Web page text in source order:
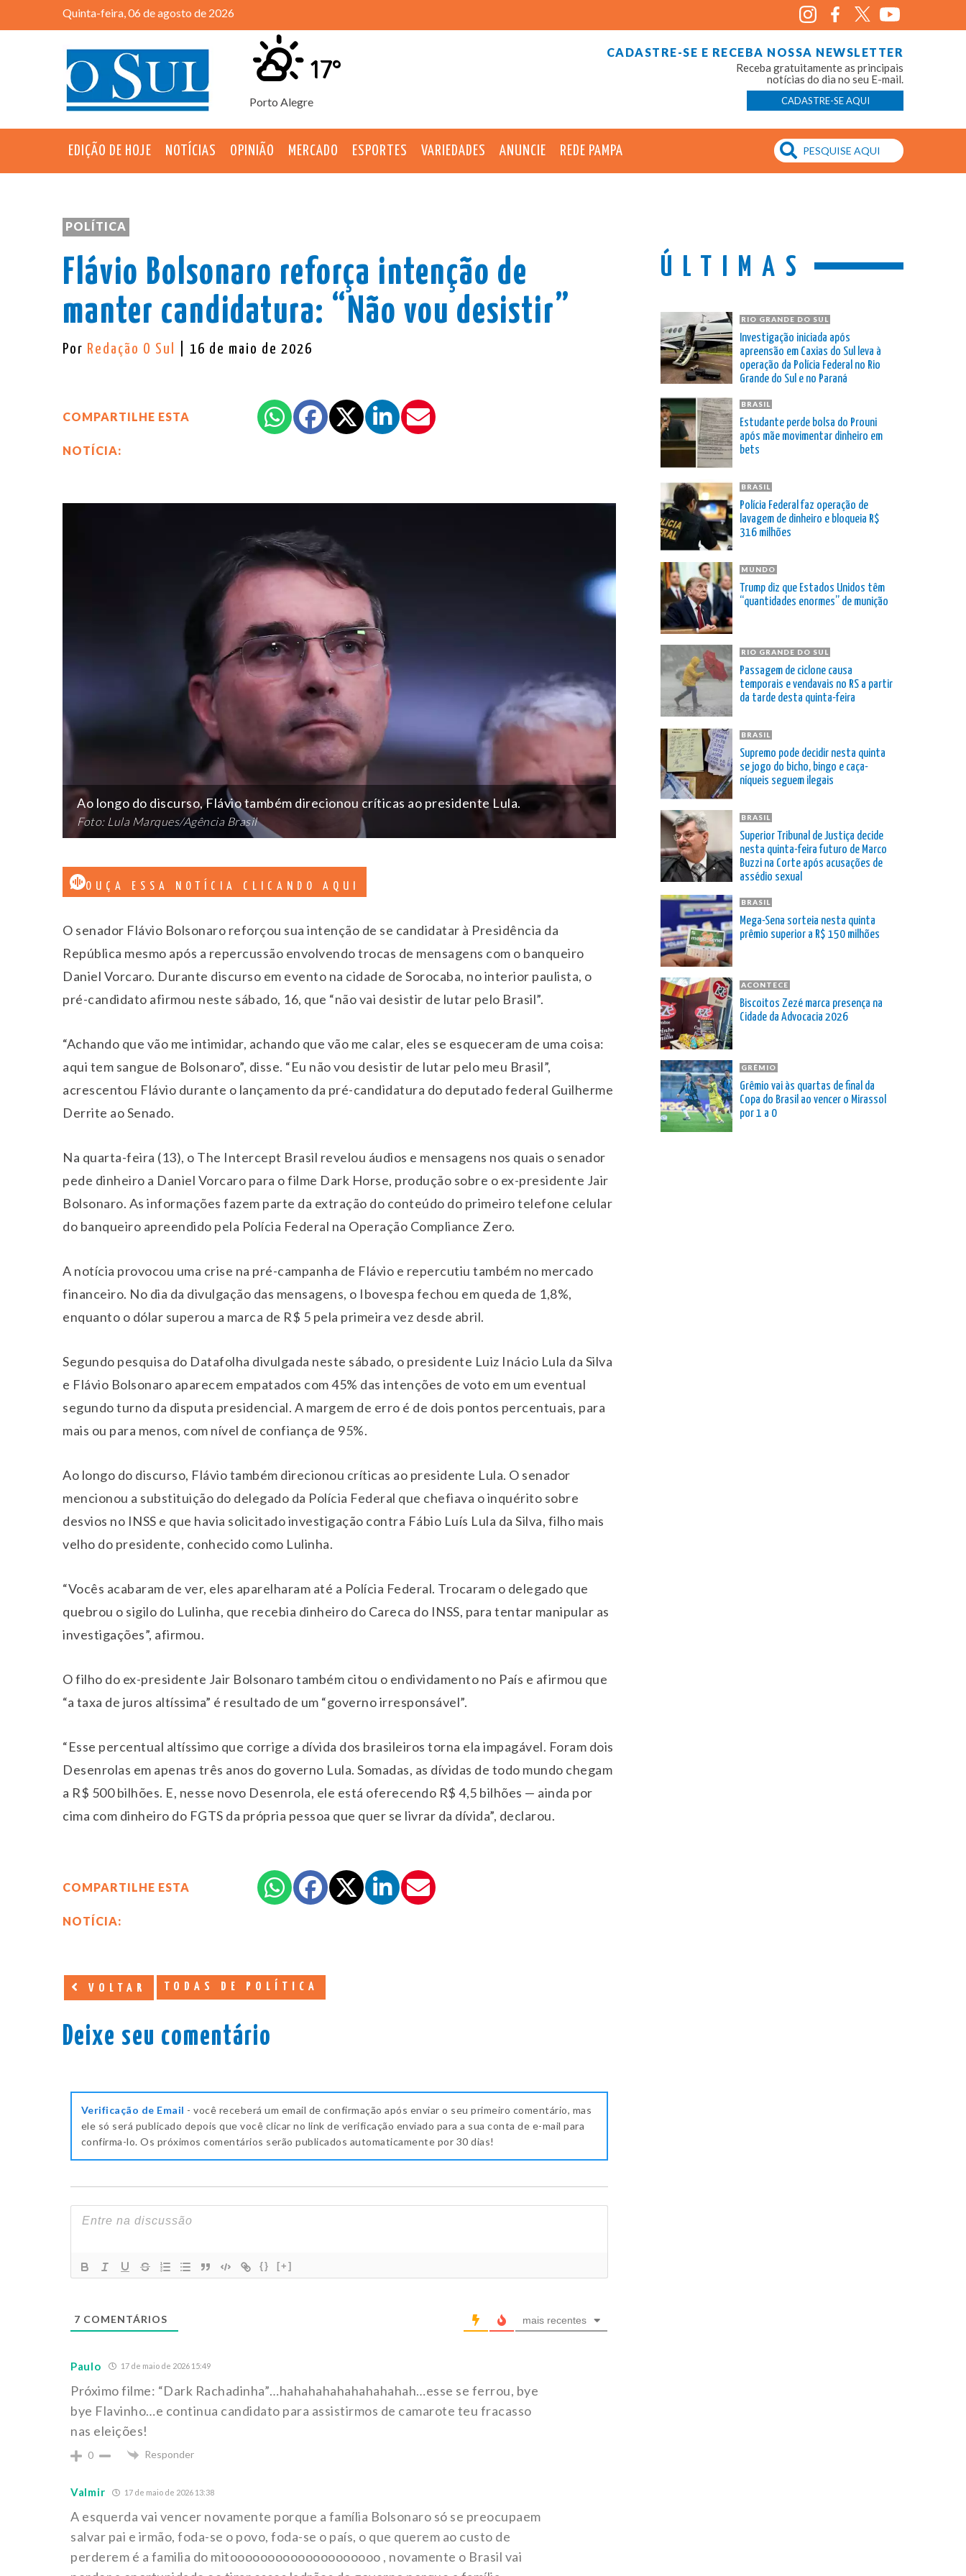
Quinta-feira, 06 de agosto de 2026
Porto Alegre
17°
CADASTRE-SE E RECEBA NOSSA NEWSLETTER
Receba gratuitamente as principais
notícias do dia no seu E-mail.
CADASTRE-SE AQUI
EDIÇÃO DE HOJE NOTÍCIAS OPINIÃO MERCADO ESPORTES VARIEDADES ANUNCIE REDE PAMPA
POLÍTICA
Flávio Bolsonaro reforça intenção de
manter candidatura: “Não vou desistir”
Por Redação O Sul | 16 de maio de 2026
COMPARTILHE ESTA
NOTÍCIA:
Ao longo do discurso, Flávio também direcionou críticas ao presidente Lula.
Foto: Lula Marques/Agência Brasil
OUÇA ESSA NOTÍCIA CLICANDO AQUI
O senador Flávio Bolsonaro reforçou sua intenção de se candidatar à Presidência da
República mesmo após a repercussão envolvendo trocas de mensagens com o banqueiro
Daniel Vorcaro. Durante discurso em evento na cidade de Sorocaba, no interior paulista, o
pré-candidato afirmou neste sábado, 16, que “não vai desistir de lutar pelo Brasil”.
“Achando que vão me intimidar, achando que vão me calar, eles se esqueceram de uma coisa:
aqui tem sangue de Bolsonaro”, disse. “Eu não vou desistir de lutar pelo meu Brasil”,
acrescentou Flávio durante o lançamento da pré-candidatura do deputado federal Guilherme
Derrite ao Senado.
Na quarta-feira (13), o The Intercept Brasil revelou áudios e mensagens nos quais o senador
pede dinheiro a Daniel Vorcaro para o filme Dark Horse, produção sobre o ex-presidente Jair
Bolsonaro. As informações fazem parte da extração do conteúdo do primeiro telefone celular
do banqueiro apreendido pela Polícia Federal na Operação Compliance Zero.
A notícia provocou uma crise na pré-campanha de Flávio e repercutiu também no mercado
financeiro. No dia da divulgação das mensagens, o Ibovespa fechou em queda de 1,8%,
enquanto o dólar superou a marca de R$ 5 pela primeira vez desde abril.
Segundo pesquisa do Datafolha divulgada neste sábado, o presidente Luiz Inácio Lula da Silva
e Flávio Bolsonaro aparecem empatados com 45% das intenções de voto em um eventual
segundo turno da disputa presidencial. A margem de erro é de dois pontos percentuais, para
mais ou para menos, com nível de confiança de 95%.
Ao longo do discurso, Flávio também direcionou críticas ao presidente Lula. O senador
mencionou a substituição do delegado da Polícia Federal que chefiava o inquérito sobre
desvios no INSS e que havia solicitado investigação contra Fábio Luís Lula da Silva, filho mais
velho do presidente, conhecido como Lulinha.
“Vocês acabaram de ver, eles aparelharam até a Polícia Federal. Trocaram o delegado que
quebrou o sigilo do Lulinha, que recebia dinheiro do Careca do INSS, para tentar manipular as
investigações”, afirmou.
O filho do ex-presidente Jair Bolsonaro também citou o endividamento no País e afirmou que
“a taxa de juros altíssima” é resultado de um “governo irresponsável”.
“Esse percentual altíssimo que corrige a dívida dos brasileiros torna ela impagável. Foram dois
Desenrolas em apenas três anos do governo Lula. Somadas, as dívidas de todo mundo chegam
a R$ 500 bilhões. E, nesse novo Desenrola, ele está oferecendo R$ 4,5 bilhões — ainda por
cima com dinheiro do FGTS da própria pessoa que quer se livrar da dívida”, declarou.
COMPARTILHE ESTA
NOTÍCIA:
VOLTAR TODAS DE POLÍTICA
Deixe seu comentário
Verificação de Email - você receberá um email de confirmação após enviar o seu primeiro comentário, mas
ele só será publicado depois que você clicar no link de verificação enviado para a sua conta de e-mail para
confirma-lo. Os próximos comentários serão publicados automaticamente por 30 dias!
{} [+]
7 COMENTÁRIOS mais recentes
Paulo 17 de maio de 2026 15:49
Próximo filme: “Dark Rachadinha”…hahahahahahahahahah…esse se ferrou, bye
bye Flavinho…e continua candidato para assistirmos de camarote teu fracasso
nas eleições!
0 Responder
Valmir 17 de maio de 2026 13:38
A esquerda vai vencer novamente porque a família Bolsonaro só se preocupaem
salvar pai e irmão, foda-se o povo, foda-se o país, o que querem ao custo de
perderem é a familia do mitoooooooooooooooooooo , novamente o Brasil vai
ÚLTIMAS
RIO GRANDE DO SUL
Investigação iniciada após
apreensão em Caxias do Sul leva à
operação da Polícia Federal no Rio
Grande do Sul e no Paraná
BRASIL
Estudante perde bolsa do Prouni
após mãe movimentar dinheiro em
bets
BRASIL
Polícia Federal faz operação de
lavagem de dinheiro e bloqueia R$
316 milhões
MUNDO
Trump diz que Estados Unidos têm
“quantidades enormes” de munição
RIO GRANDE DO SUL
Passagem de ciclone causa
temporais e vendavais no RS a partir
da tarde desta quinta-feira
BRASIL
Supremo pode decidir nesta quinta
se jogo do bicho, bingo e caça-
níqueis seguem ilegais
BRASIL
Superior Tribunal de Justiça decide
nesta quinta-feira futuro de Marco
Buzzi na Corte após acusações de
assédio sexual
BRASIL
Mega-Sena sorteia nesta quinta
prêmio superior a R$ 150 milhões
ACONTECE
Biscoitos Zezé marca presença na
Cidade da Advocacia 2026
GRÊMIO
Grêmio vai às quartas de final da
Copa do Brasil ao vencer o Mirassol
por 1 a 0